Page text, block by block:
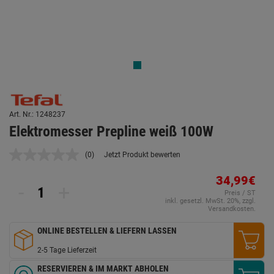
Art. Nr.: 1248237
Elektromesser Prepline weiß 100W
Kein
(0) Jetzt Produkt bewerten
34,99€
Preis / ST
inkl. gesetzl. MwSt. 20%, zzgl.
Versandkosten.
ONLINE BESTELLEN & LIEFERN LASSEN
2-5 Tage Lieferzeit
RESERVIEREN & IM MARKT ABHOLEN